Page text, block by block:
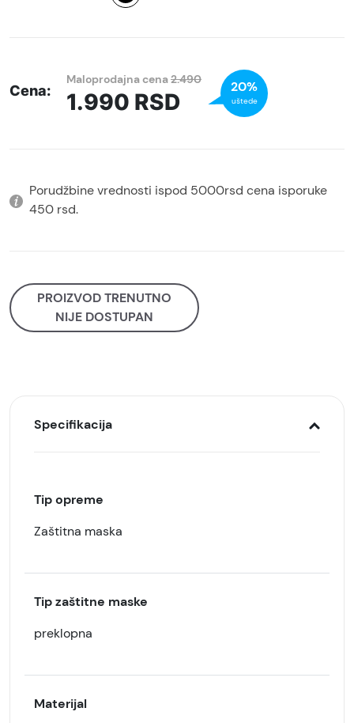
Cena:
Maloprodajna cena2.490
1.990 RSD
20%
uštede
Porudžbine vrednosti ispod 5000rsd cena isporuke
450 rsd.
PROIZVOD TRENUTNO
NIJE DOSTUPAN
Specifikacija
Tip opreme
Zaštitna maska
Tip zaštitne maske
preklopna
Materijal